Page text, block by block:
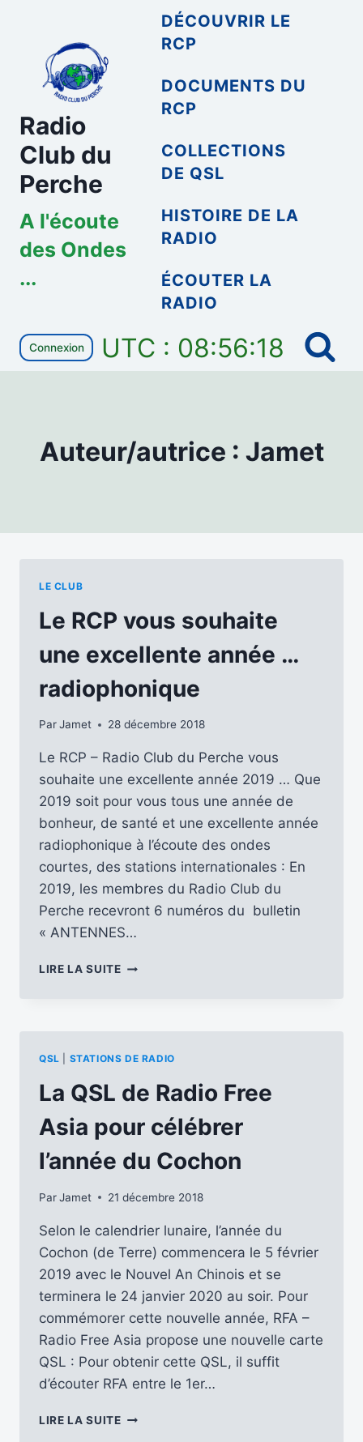
contenu
Radio
Club du
Perche
A l'écoute
des Ondes
...
DÉCOUVRIR LE
RCP
DOCUMENTS DU
RCP
COLLECTIONS
DE QSL
HISTOIRE DE LA
RADIO
ÉCOUTER LA
RADIO
Connexion UTC : 08:56:18
Auteur/autrice : Jamet
LE CLUB
Le RCP vous souhaite
une excellente année …
radiophonique
ParJamet 28 décembre 2018
Le RCP – Radio Club du Perche vous
souhaite une excellente année 2019 … Que
2019 soit pour vous tous une année de
bonheur, de santé et une excellente année
radiophonique à l’écoute des ondes
courtes, des stations internationales : En
2019, les membres du Radio Club du
Perche recevront 6 numéros du bulletin
« ANTENNES…
LIRE LA SUITELE
RADIOPHONIQUE
QSL STATIONS DE RADIO
La QSL de Radio Free
Asia pour célébrer
l’année du Cochon
ParJamet 21 décembre 2018
Selon le calendrier lunaire, l’année du
Cochon (de Terre) commencera le 5 février
2019 avec le Nouvel An Chinois et se
terminera le 24 janvier 2020 au soir. Pour
commémorer cette nouvelle année, RFA –
Radio Free Asia propose une nouvelle carte
QSL : Pour obtenir cette QSL, il suffit
d’écouter RFA entre le 1er…
LIRE LA SUITELA